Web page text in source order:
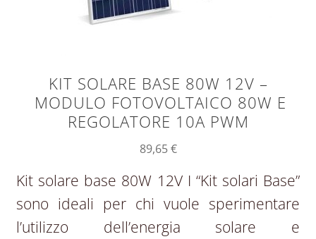
KIT SOLARE BASE 80W 12V –
MODULO FOTOVOLTAICO 80W E
REGOLATORE 10A PWM
89,65€
Kit solare base 80W 12V I “Kit solari Base”
sono ideali per chi vuole sperimentare
l’utilizzo dell’energia solare e